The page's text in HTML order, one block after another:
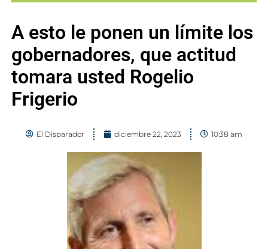
A esto le ponen un límite los
gobernadores, que actitud
tomara usted Rogelio
Frigerio
El Disparador diciembre 22, 2023 10:38 am